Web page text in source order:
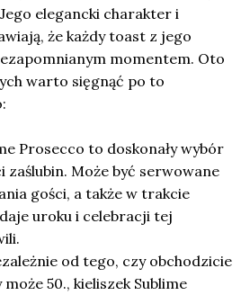
elegancki charakter i
że każdy toast z jego
momentem. Oto
warto sięgnąć po to
Prosecco to doskonały wybór
zaślubin. Może być serwowane
gości, a także w trakcie
uroku i celebracji tej
od tego, czy obchodzicie
50., kieliszek Sublime